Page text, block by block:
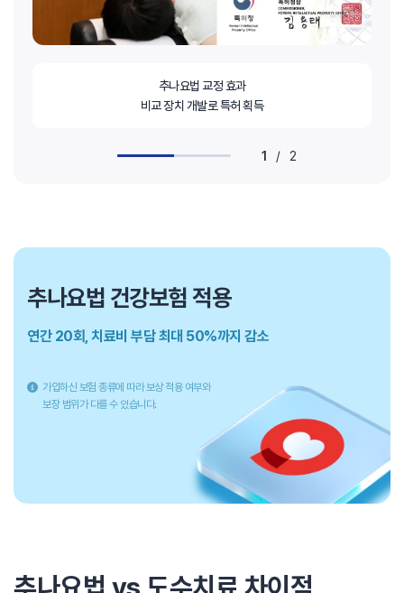
추나요법 교정 효과
비교 장치 개발로 특허 획득
1 / 2
추나요법 건강보험 적용
연간 20회, 치료비 부담 최대 50%까지 감소
가입하신 보험 종류에 따라 보상 적용 여부와
보장 범위가 다를 수 있습니다.
추나요법 vs 도수치료 차이점